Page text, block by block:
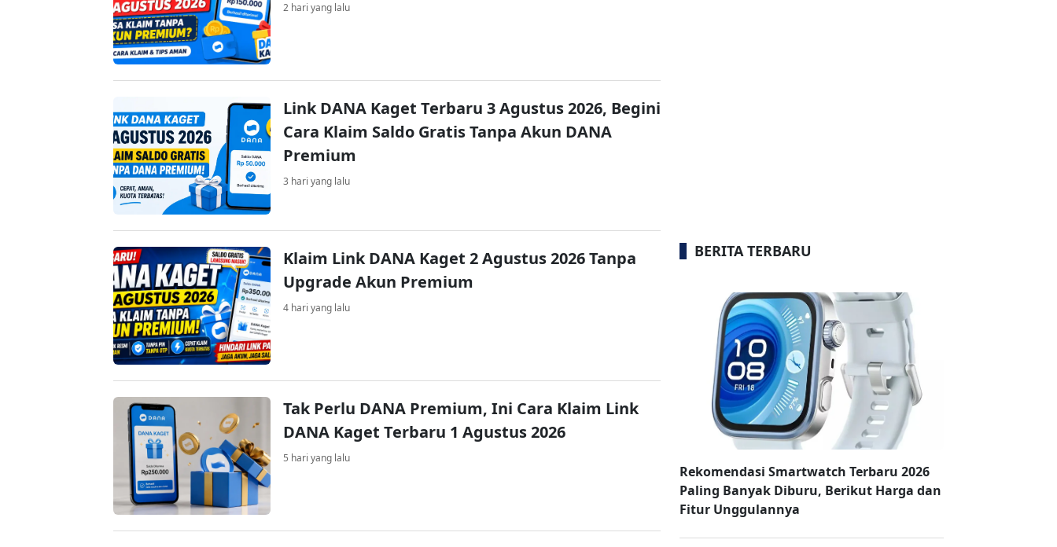
2 hari yang lalu
Link DANA Kaget Terbaru 3 Agustus 2026, Begini
Cara Klaim Saldo Gratis Tanpa Akun DANA
Premium
3 hari yang lalu
Klaim Link DANA Kaget 2 Agustus 2026 Tanpa
Upgrade Akun Premium
4 hari yang lalu
Tak Perlu DANA Premium, Ini Cara Klaim Link
DANA Kaget Terbaru 1 Agustus 2026
5 hari yang lalu
BERITA TERBARU
Rekomendasi Smartwatch Terbaru 2026
Paling Banyak Diburu, Berikut Harga dan
Fitur Unggulannya